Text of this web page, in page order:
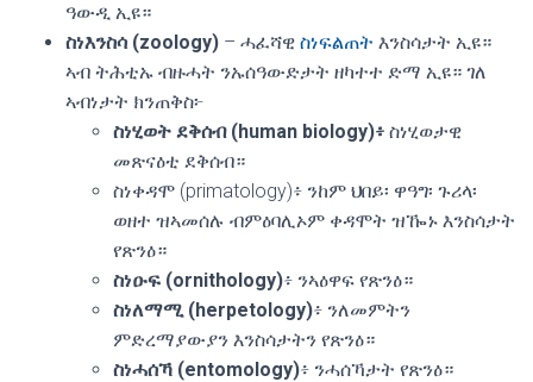
ዓውዲ ኢዩ።
ስነእንስሳ (zoology) – ሓፈሻዊ ስነፍልጠት እንስሳታት ኢዩ።
ኣብ ትሕቲኡ ብዙሓት ንኡሰዓውድታት ዘካተተ ድማ ኢዩ። ገለ
ኣብነታት ክንጠቅስ፦
ስነሂወት ደቅሰብ (human biology)፥ ስነሂወታዊ
መጽናዕቲ ደቅሰብ።
ስነቀዳሞ (primatology)፥ ንከም ህበይ፡ ዋዓግ፡ ጉሪላ፡
ወዘተ ዝኣመሰሉ ብምዕባሊኦም ቀዳሞት ዝዀኑ እንስሳታት
የጽንዕ።
ስነዑፍ (ornithology)፥ ንኣዕዋፍ የጽንዕ።
ስነለማሚ (herpetology)፥ ንለመምትን
ምድረማያውያን እንስሳታትን የጽንዕ።
ስነሓሰኻ (entomology)፥ ንሓሰኻታት የጽንዕ።